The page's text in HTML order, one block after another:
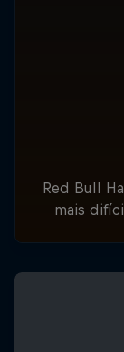
Red Bull
mais